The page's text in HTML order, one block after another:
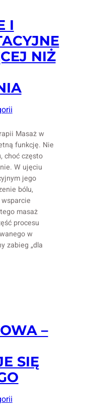
I
NIŻ
Masaż w
funkcję. Nie
choć często
W ujęciu
jego
bólu,
masaż
procesu
w
zabieg „dla
–
SIĘ